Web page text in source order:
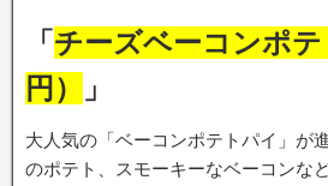
「 チーズベーコンポ
円）
」
大人気の「ベーコンポテトパイ」が
のポテト、スモーキーなベーコンな